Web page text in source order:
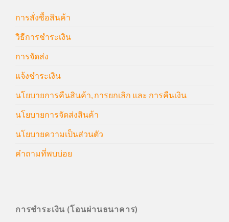
การสั่งซื้อสินค้า
วิธีการชำระเงิน
การจัดส่ง
แจ้งชำระเงิน
นโยบายการคืนสินค้า, การยกเลิก และ การคืนเงิน
นโยบายการจัดส่งสินค้า
นโยบายความเป็นส่วนตัว
คำถามที่พบบ่อย
การชำระเงิน (โอนผ่านธนาคาร)